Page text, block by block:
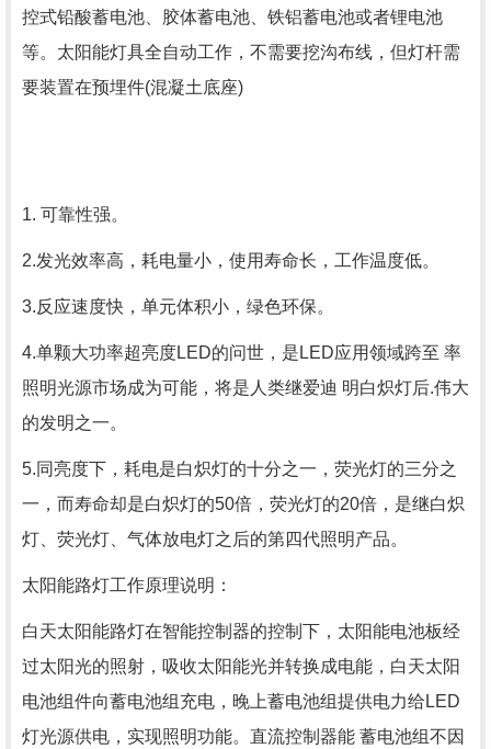
控式铅酸蓄电池、胶体蓄电池、铁铝蓄电池或者锂电池
等。太阳能灯具全自动工作，不需要挖沟布线，但灯杆需
要装置在预埋件(混凝土底座)
1. 可靠性强。
2.发光效率高，耗电量小，使用寿命长，工作温度低。
3.反应速度快，单元体积小，绿色环保。
4.单颗大功率超亮度LED的问世，是LED应用领域跨至 率
照明光源市场成为可能，将是人类继爱迪 明白炽灯后.伟大
的发明之一。
5.同亮度下，耗电是白炽灯的十分之一，荧光灯的三分之
一，而寿命却是白炽灯的50倍，荧光灯的20倍，是继白炽
灯、荧光灯、气体放电灯之后的第四代照明产品。
太阳能路灯工作原理说明：
白天太阳能路灯在智能控制器的控制下，太阳能电池板经
过太阳光的照射，吸收太阳能光并转换成电能，白天太阳
电池组件向蓄电池组充电，晚上蓄电池组提供电力给LED
灯光源供电，实现照明功能。直流控制器能 蓄电池组不因